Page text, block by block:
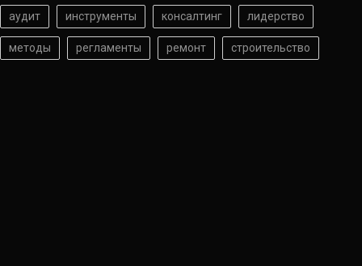
аудит инструменты консалтинг лидерство
методы регламенты ремонт строительство